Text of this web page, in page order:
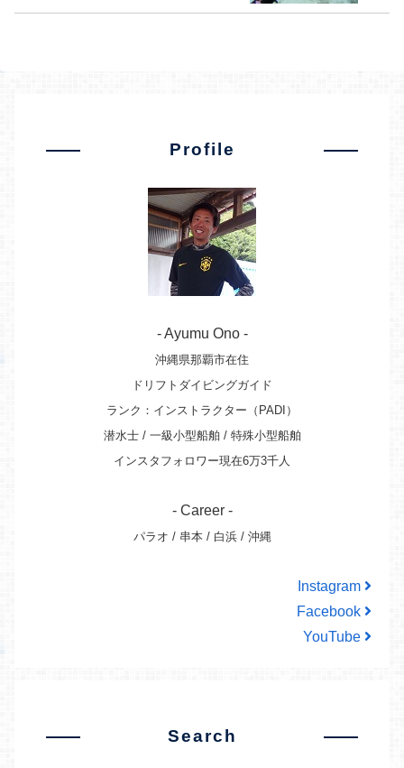
Profile
- Ayumu Ono -
沖縄県那覇市在住
ドリフトダイビングガイド
ランク：インストラクター（PADI）
潜水士 / 一級小型船舶 / 特殊小型船舶
インスタフォロワー現在6万3千人
- Career -
パラオ / 串本 / 白浜 / 沖縄
Instagram
Facebook
YouTube
Search